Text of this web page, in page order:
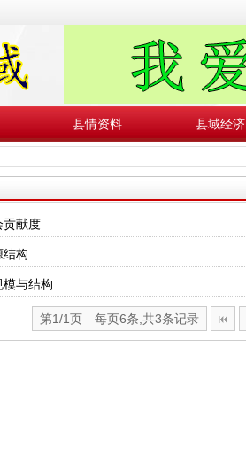
县情资料 县域经济
贡献度
结构
与结构
第1/1页 每页6条,共3条记录